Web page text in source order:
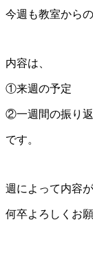
今週も教室から
内容は、
①来週の予定
②一週間の振り返
です。
週によって内容
何卒よろしくお